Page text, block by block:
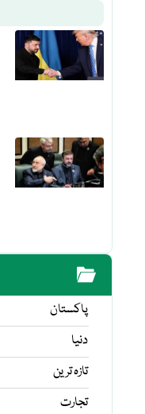
پاکستان
دنیا
تازہ ترین
تجارت